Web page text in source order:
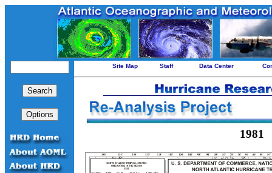
Site Map Staff Data Center
1981